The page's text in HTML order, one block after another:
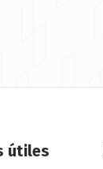
útiles